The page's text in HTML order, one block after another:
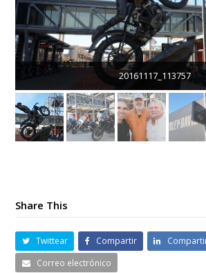
20161117_113757
Share This
Twittear Compartir
Correo electrónico